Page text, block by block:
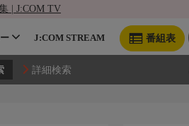
| J:COM TV
番組表
J:COM STREAM
詳細検索